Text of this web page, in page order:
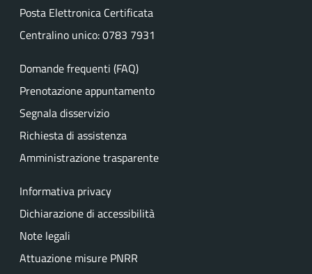
Posta Elettronica Certificata
Centralino unico: 0783 7931
Domande frequenti (FAQ)
Prenotazione appuntamento
Segnala disservizio
Richiesta di assistenza
Amministrazione trasparente
Informativa privacy
Dichiarazione di accessibilità
Note legali
Attuazione misure PNRR